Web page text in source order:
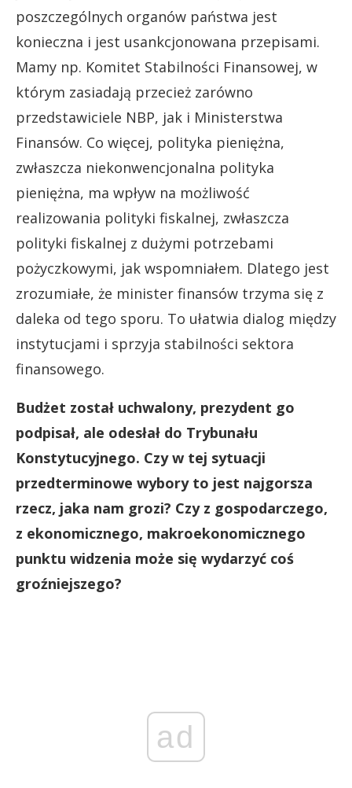
poszczególnych organów państwa jest
konieczna i jest usankcjonowana przepisami.
Mamy np. Komitet Stabilności Finansowej, w
którym zasiadają przecież zarówno
przedstawiciele NBP, jak i Ministerstwa
Finansów. Co więcej, polityka pieniężna,
zwłaszcza niekonwencjonalna polityka
pieniężna, ma wpływ na możliwość
realizowania polityki fiskalnej, zwłaszcza
polityki fiskalnej z dużymi potrzebami
pożyczkowymi, jak wspomniałem. Dlatego jest
zrozumiałe, że minister finansów trzyma się z
daleka od tego sporu. To ułatwia dialog między
instytucjami i sprzyja stabilności sektora
finansowego.
Budżet został uchwalony, prezydent go
podpisał, ale odesłał do Trybunału
Konstytucyjnego. Czy w tej sytuacji
przedterminowe wybory to jest najgorsza
rzecz, jaka nam grozi? Czy z gospodarczego,
z ekonomicznego, makroekonomicznego
punktu widzenia może się wydarzyć coś
groźniejszego?
ad